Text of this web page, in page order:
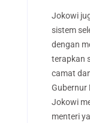
Jokowi
sistem
dengan
terapkan
camat
Gubernur
Jokowi
menteri